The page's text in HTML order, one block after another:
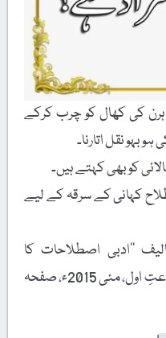
کی کھال کو چرب کرکے
بہو نقل اتارنا۔
کو بھی کہتے ہیں۔
کہانی کے سرقہ کے لیے
’’ادبی اصطلاحات کا
تعارف‘‘ مطبوعہ ’’اسلوب لاہور‘‘، اشاعتِ اول، مئی 2015ء، صفحہ